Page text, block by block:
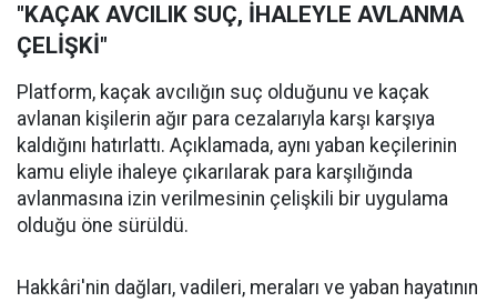
"KAÇAK AVCILIK SUÇ, İHALEYLE AVLANMA
ÇELİŞKİ"
Platform, kaçak avcılığın suç olduğunu ve kaçak
avlanan kişilerin ağır para cezalarıyla karşı karşıya
kaldığını hatırlattı. Açıklamada, aynı yaban keçilerinin
kamu eliyle ihaleye çıkarılarak para karşılığında
avlanmasına izin verilmesinin çelişkili bir uygulama
olduğu öne sürüldü.
Hakkâri'nin dağları, vadileri, meraları ve yaban hayatının